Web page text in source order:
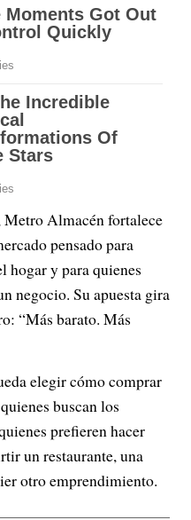
Metro Almacén fortalece
pensado para
hogar y para quienes
negocio. Su apuesta gira
“Más barato. Más
elegir cómo comprar
buscan los
prefieren hacer
un restaurante, una
otro emprendimiento.